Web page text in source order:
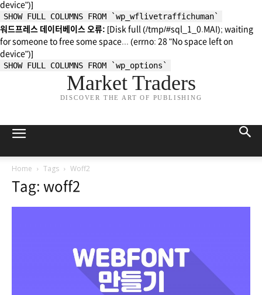
device")]
SHOW FULL COLUMNS FROM `wp_wflivetraffichuman`
워드프레스 데이터베이스 오류: [Disk full (/tmp/#sql_1_0.MAI); waiting
for someone to free some space... (errno: 28 "No space left on
device")]
SHOW FULL COLUMNS FROM `wp_options`
Market Traders
DISCOVER THE ART OF PUBLISHING
Home Tags Woff2
Tag: woff2